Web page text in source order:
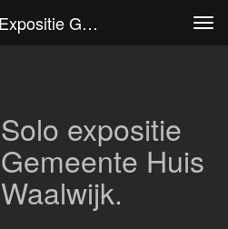
Ingrid Piessens - Solo Expositie Gemeente Huis Waalwijk.
Solo expositie
Gemeente Huis
Waalwijk.